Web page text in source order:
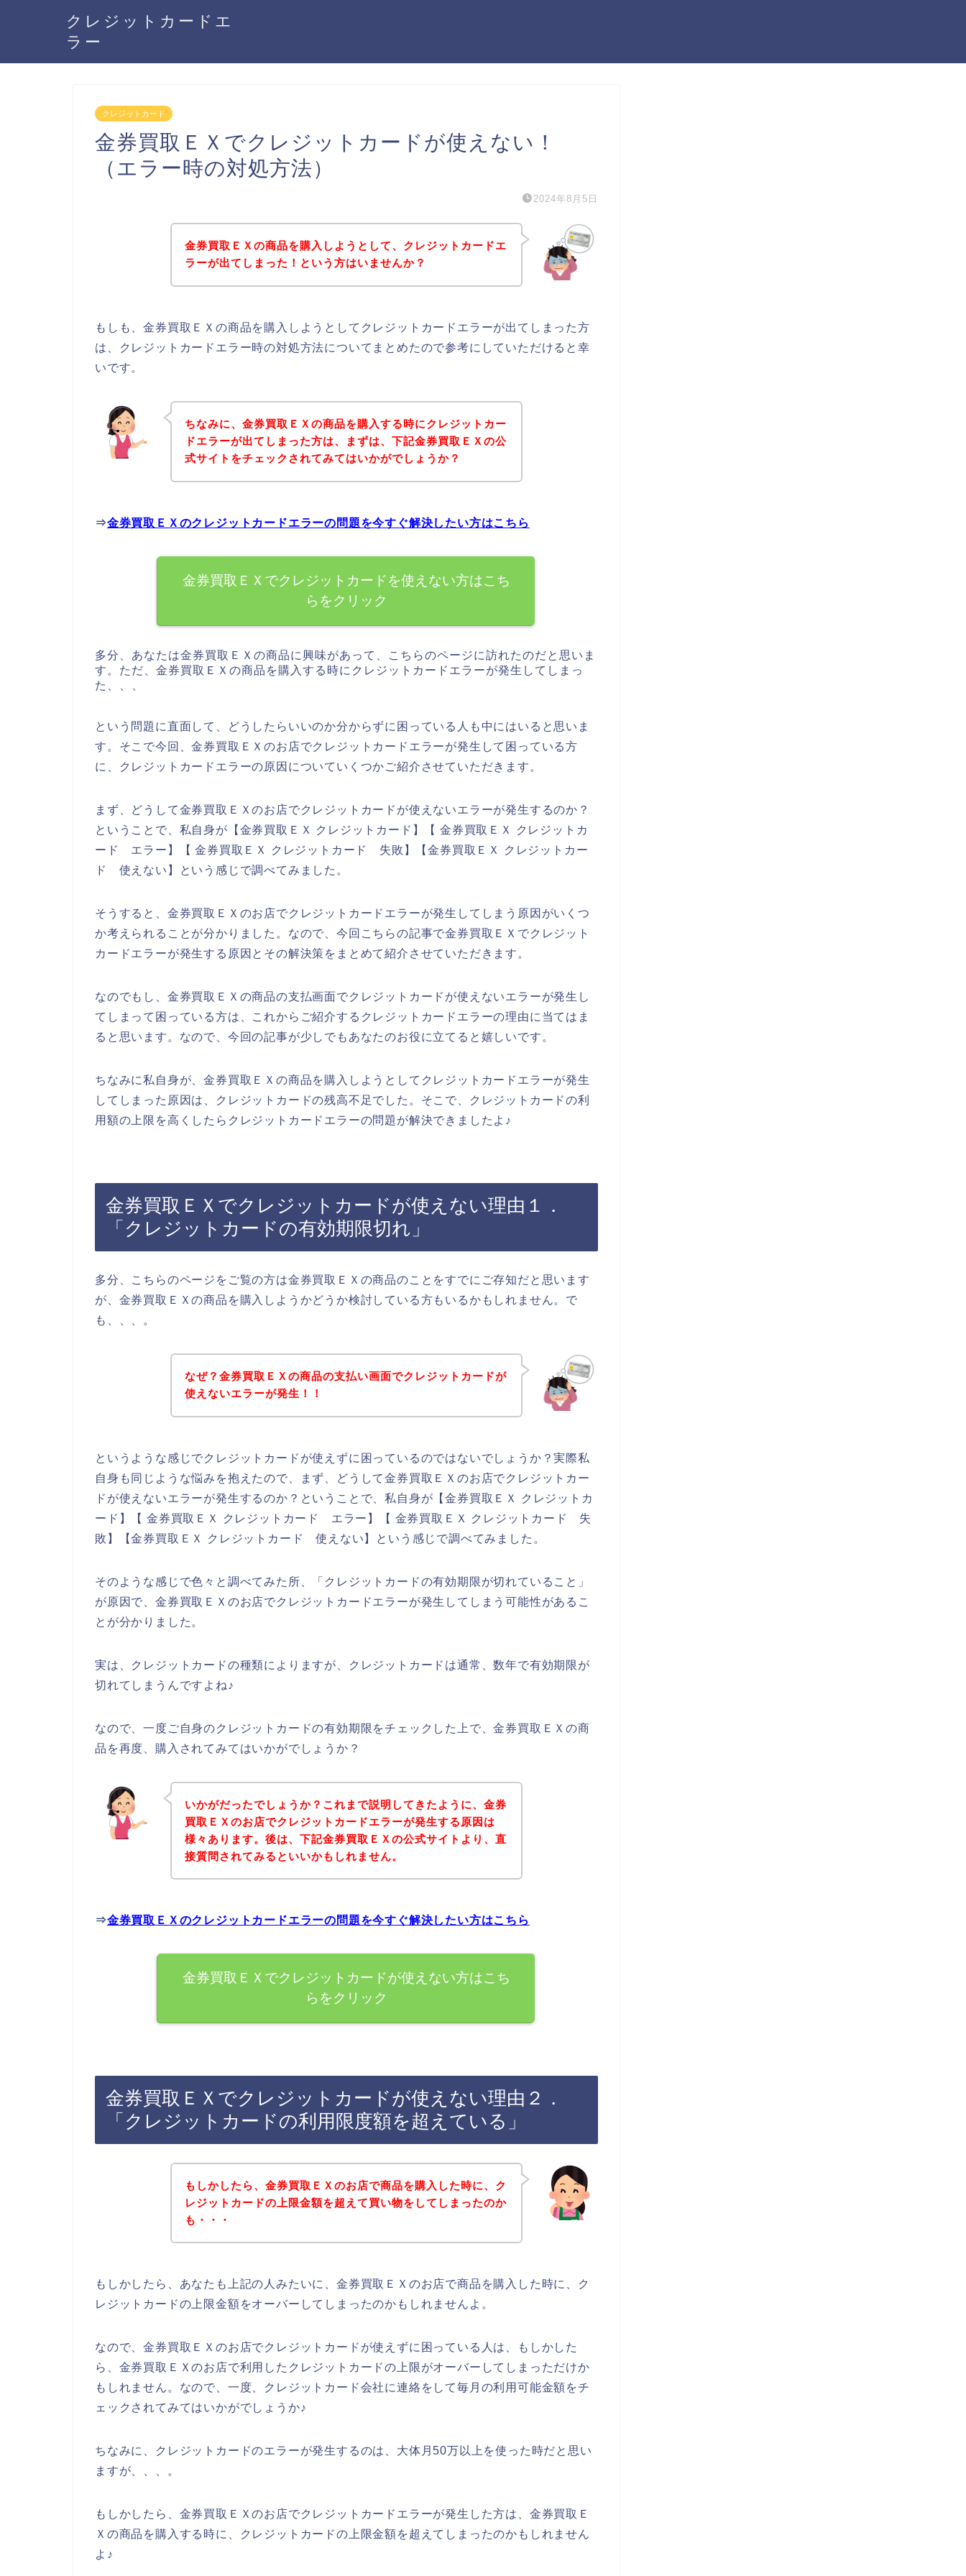
クレジットカードエ
ラー
クレジットカード
金券買取ＥＸでクレジットカードが使えない！
（エラー時の対処方法）
2024年8月5日
金券買取ＥＸの商品を購入しようとして、クレジットカードエ
ラーが出てしまった！という方はいませんか？
もしも、金券買取ＥＸの商品を購入しようとしてクレジットカードエラーが出てしまった方
は、クレジットカードエラー時の対処方法についてまとめたので参考にしていただけると幸
いです。
ちなみに、金券買取ＥＸの商品を購入する時にクレジットカー
ドエラーが出てしまった方は、まずは、下記金券買取ＥＸの公
式サイトをチェックされてみてはいかがでしょうか？
⇒金券買取ＥＸのクレジットカードエラーの問題を今すぐ解決したい方はこちら
金券買取ＥＸでクレジットカードを使えない方はこち
らをクリック
多分、あなたは金券買取ＥＸの商品に興味があって、こちらのページに訪れたのだと思いま
す。ただ、金券買取ＥＸの商品を購入する時にクレジットカードエラーが発生してしまっ
た、、、
という問題に直面して、どうしたらいいのか分からずに困っている人も中にはいると思いま
す。そこで今回、金券買取ＥＸのお店でクレジットカードエラーが発生して困っている方
に、クレジットカードエラーの原因についていくつかご紹介させていただきます。
まず、どうして金券買取ＥＸのお店でクレジットカードが使えないエラーが発生するのか？
ということで、私自身が【金券買取ＥＸ クレジットカード】【 金券買取ＥＸ クレジットカ
ード エラー】【 金券買取ＥＸ クレジットカード 失敗】【金券買取ＥＸ クレジットカー
ド 使えない】という感じで調べてみました。
そうすると、金券買取ＥＸのお店でクレジットカードエラーが発生してしまう原因がいくつ
か考えられることが分かりました。なので、今回こちらの記事で金券買取ＥＸでクレジット
カードエラーが発生する原因とその解決策をまとめて紹介させていただきます。
なのでもし、金券買取ＥＸの商品の支払画面でクレジットカードが使えないエラーが発生し
てしまって困っている方は、これからご紹介するクレジットカードエラーの理由に当てはま
ると思います。なので、今回の記事が少しでもあなたのお役に立てると嬉しいです。
ちなみに私自身が、金券買取ＥＸの商品を購入しようとしてクレジットカードエラーが発生
してしまった原因は、クレジットカードの残高不足でした。そこで、クレジットカードの利
用額の上限を高くしたらクレジットカードエラーの問題が解決できましたよ♪
金券買取ＥＸでクレジットカードが使えない理由１．
「クレジットカードの有効期限切れ」
多分、こちらのページをご覧の方は金券買取ＥＸの商品のことをすでにご存知だと思います
が、金券買取ＥＸの商品を購入しようかどうか検討している方もいるかもしれません。で
も、、、。
なぜ？金券買取ＥＸの商品の支払い画面でクレジットカードが
使えないエラーが発生！！
というような感じでクレジットカードが使えずに困っているのではないでしょうか？実際私
自身も同じような悩みを抱えたので、まず、どうして金券買取ＥＸのお店でクレジットカー
ドが使えないエラーが発生するのか？ということで、私自身が【金券買取ＥＸ クレジットカ
ード】【 金券買取ＥＸ クレジットカード エラー】【 金券買取ＥＸ クレジットカード 失
敗】【金券買取ＥＸ クレジットカード 使えない】という感じで調べてみました。
そのような感じで色々と調べてみた所、「クレジットカードの有効期限が切れていること」
が原因で、金券買取ＥＸのお店でクレジットカードエラーが発生してしまう可能性があるこ
とが分かりました。
実は、クレジットカードの種類によりますが、クレジットカードは通常、数年で有効期限が
切れてしまうんですよね♪
なので、一度ご自身のクレジットカードの有効期限をチェックした上で、金券買取ＥＸの商
品を再度、購入されてみてはいかがでしょうか？
いかがだったでしょうか？これまで説明してきたように、金券
買取ＥＸのお店でクレジットカードエラーが発生する原因は
様々あります。後は、下記金券買取ＥＸの公式サイトより、直
接質問されてみるといいかもしれません。
⇒金券買取ＥＸのクレジットカードエラーの問題を今すぐ解決したい方はこちら
金券買取ＥＸでクレジットカードが使えない方はこち
らをクリック
金券買取ＥＸでクレジットカードが使えない理由２．
「クレジットカードの利用限度額を超えている」
もしかしたら、金券買取ＥＸのお店で商品を購入した時に、ク
レジットカードの上限金額を超えて買い物をしてしまったのか
も・・・
もしかしたら、あなたも上記の人みたいに、金券買取ＥＸのお店で商品を購入した時に、ク
レジットカードの上限金額をオーバーしてしまったのかもしれませんよ。
なので、金券買取ＥＸのお店でクレジットカードが使えずに困っている人は、もしかした
ら、金券買取ＥＸのお店で利用したクレジットカードの上限がオーバーしてしまっただけか
もしれません。なので、一度、クレジットカード会社に連絡をして毎月の利用可能金額をチ
ェックされてみてはいかがでしょうか♪
ちなみに、クレジットカードのエラーが発生するのは、大体月50万以上を使った時だと思い
ますが、、、。
もしかしたら、金券買取ＥＸのお店でクレジットカードエラーが発生した方は、金券買取Ｅ
Ｘの商品を購入する時に、クレジットカードの上限金額を超えてしまったのかもしれません
よ♪